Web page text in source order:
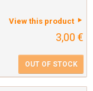
View this product
3,00 €
OUT OF STOCK